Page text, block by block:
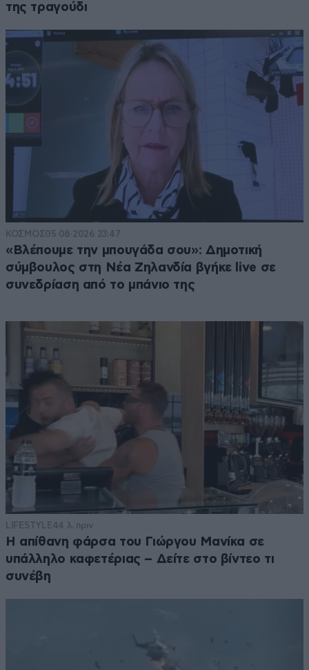
της τραγούδι
ΚΟΣΜΟΣ05·08·2026 23:47
«Βλέπουμε την μπουγάδα σου»: Δημοτική
σύμβουλος στη Νέα Ζηλανδία βγήκε live σε
συνεδρίαση από το μπάνιο της
LIFESTYLE44 λ. πριν
Η απίθανη φάρσα του Γιώργου Μανίκα σε
υπάλληλο καφετέριας – Δείτε στο βίντεο τι
συνέβη